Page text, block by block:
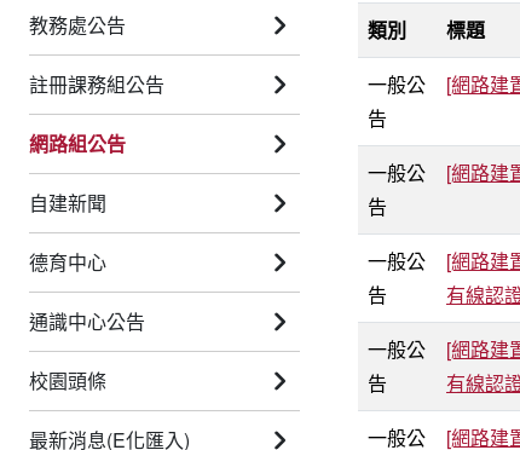
教務處公告
註冊課務組公告
網路組公告
自建新聞
德育中心
通識中心公告
校園頭條
最新消息(E化匯入)
類別 標題
一般公
告
[網路建
一般公
告
[網路建
一般公
告
[網路建
有線認
一般公
告
[網路建
有線認
一般公
[網路建